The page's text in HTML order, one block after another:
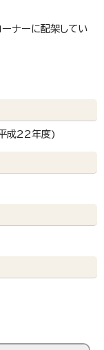
ーナーに配架してい
成22年度)